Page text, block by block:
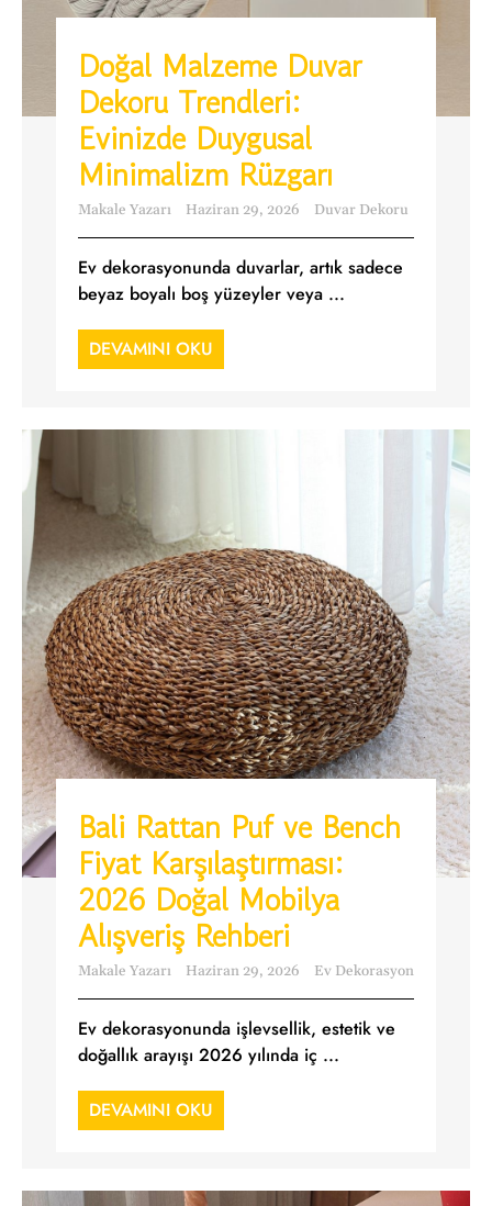
Doğal Malzeme Duvar
Dekoru Trendleri:
Evinizde Duygusal
Minimalizm Rüzgarı
Makale Yazarı Haziran 29, 2026 Duvar Dekoru
Ev dekorasyonunda duvarlar, artık sadece
beyaz boyalı boş yüzeyler veya ...
DEVAMINI OKU
Bali Rattan Puf ve Bench
Fiyat Karşılaştırması:
2026 Doğal Mobilya
Alışveriş Rehberi
Makale Yazarı Haziran 29, 2026 Ev Dekorasyon
Ev dekorasyonunda işlevsellik, estetik ve
doğallık arayışı 2026 yılında iç ...
DEVAMINI OKU